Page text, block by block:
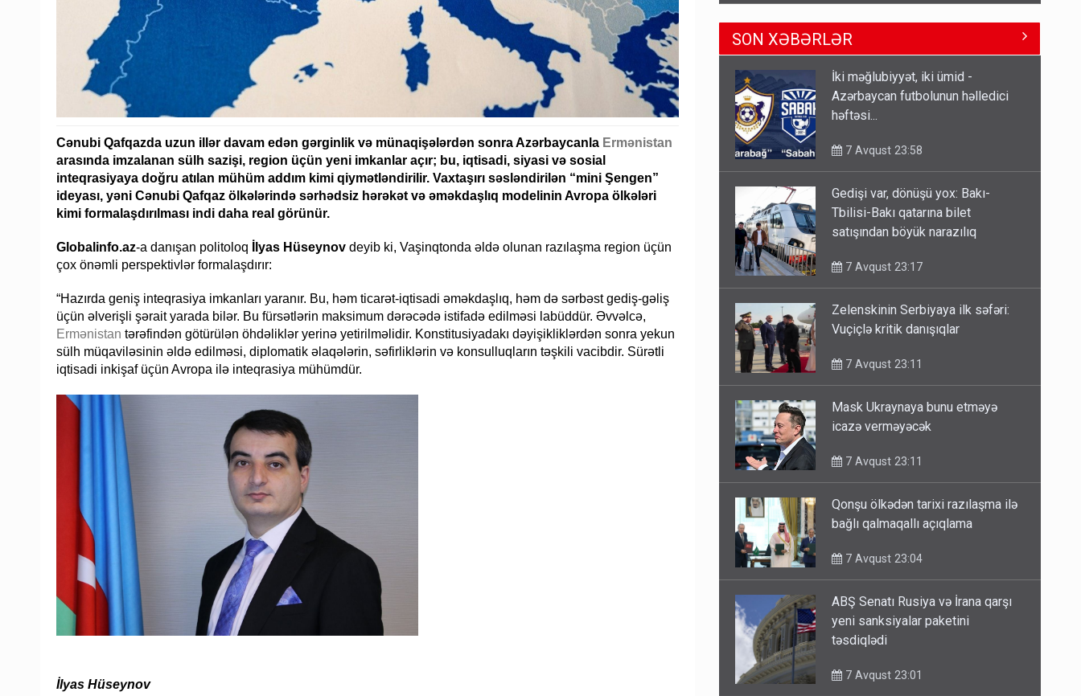
Cənubi Qafqazda uzun illər davam edən gərginlik və münaqişələrdən sonra Azərbaycanla Ermənistan
arasında imzalanan sülh sazişi, region üçün yeni imkanlar açır; bu, iqtisadi, siyasi və sosial
inteqrasiyaya doğru atılan mühüm addım kimi qiymətləndirilir. Vaxtaşırı səsləndirilən “mini Şengen”
ideyası, yəni Cənubi Qafqaz ölkələrində sərhədsiz hərəkət və əməkdaşlıq modelinin Avropa ölkələri
kimi formalaşdırılması indi daha real görünür.
Globalinfo.az-a danışan politoloq İlyas Hüseynov deyib ki, Vaşinqtonda əldə olunan razılaşma region üçün
çox önəmli perspektivlər formalaşdırır:
“Hazırda geniş inteqrasiya imkanları yaranır. Bu, həm ticarət-iqtisadi əməkdaşlıq, həm də sərbəst gediş-gəliş
üçün əlverişli şərait yarada bilər. Bu fürsətlərin maksimum dərəcədə istifadə edilməsi labüddür. Əvvəlcə,
Ermənistan tərəfindən götürülən öhdəliklər yerinə yetirilməlidir. Konstitusiyadakı dəyişikliklərdən sonra yekun
sülh müqaviləsinin əldə edilməsi, diplomatik əlaqələrin, səfirliklərin və konsulluqların təşkili vacibdir. Sürətli
iqtisadi inkişaf üçün Avropa ilə inteqrasiya mühümdür.
İlyas Hüseynov
Gedişi var, dönüşü yox: Bakı-
Tbilisi-Bakı qatarına bilet
7 Avqust 23:17
Məhərrəmovun oğludur - DOSYE
Media və Yayım Şurasına əlavə
hüquq və vəzifələr verilib
SON XƏBƏRLƏR
İki məğlubiyyət, iki ümid -
Azərbaycan futbolunun həlledici
həftəsi...
7 Avqust 23:58
Gedişi var, dönüşü yox: Bakı-
Tbilisi-Bakı qatarına bilet
satışından böyük narazılıq
7 Avqust 23:17
Zelenskinin Serbiyaya ilk səfəri:
Vuçiçlə kritik danışıqlar
7 Avqust 23:11
Mask Ukraynaya bunu etməyə
icazə verməyəcək
7 Avqust 23:11
Qonşu ölkədən tarixi razılaşma ilə
bağlı qalmaqallı açıqlama
7 Avqust 23:04
ABŞ Senatı Rusiya və İrana qarşı
yeni sanksiyalar paketini
təsdiqlədi
7 Avqust 23:01